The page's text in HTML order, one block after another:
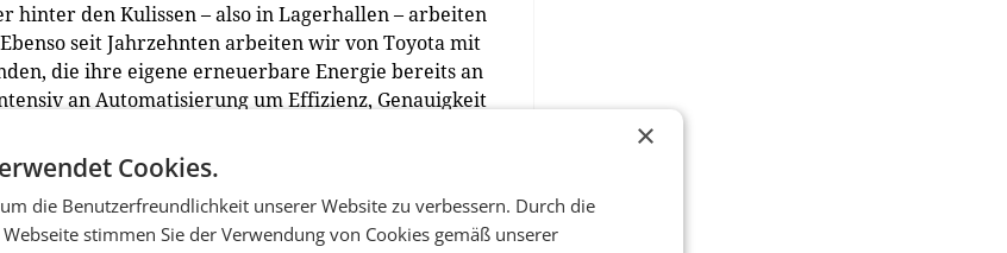
hinter den Kulissen – also in Lagerhallen – arbeiten
seit Jahrzehnten arbeiten wir von Toyota mit
die ihre eigene erneuerbare Energie bereits an
an Automatisierung um Effizienz, Genauigkeit
Branche einen wesentlichen Beitrag zur
und auch zukünftig leisten wird.“
×
Cookies.
die Benutzerfreundlichkeit unserer Website zu verbessern. Durch die
stimmen Sie der Verwendung von Cookies gemäß unserer